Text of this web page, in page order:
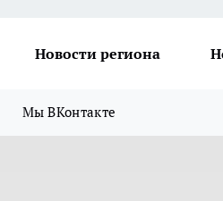
Новости региона
Мы ВКонтакте